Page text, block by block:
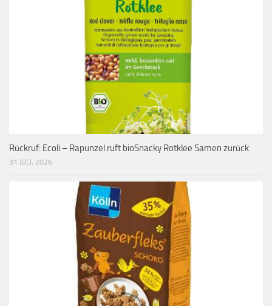
Rückruf: Ecoli – Rapunzel ruft bioSnacky Rotklee Samen zurück
31 JULI, 2026